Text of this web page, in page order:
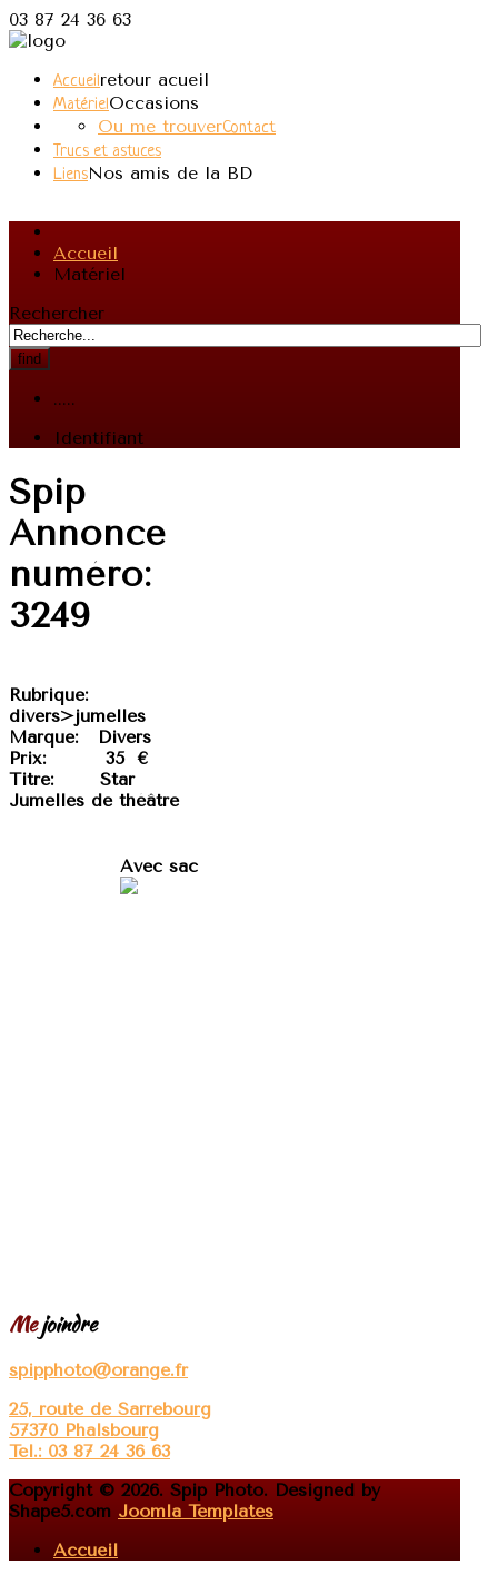
03 87 24 36 63
Accueilretour acueil
MatérielOccasions
Contact
Ou me trouver
Trucs et astuces
LiensNos amis de la BD
Accueil
Matériel
Rechercher
find
.....
Identifiant
Spip
Annonce
numéro:
3249
Rubrique:
divers>jumelles
Marque:
Divers
Prix: 35 €
Titre: Star
Jumelles de théâtre
Avec sac
Mejoindre
spipphoto@orange.fr
25, route de Sarrebourg
57370 Phalsbourg
Tel.: 03 87 24 36 63
Copyright © 2026. Spip Photo. Designed by
Shape5.com Joomla Templates
Accueil